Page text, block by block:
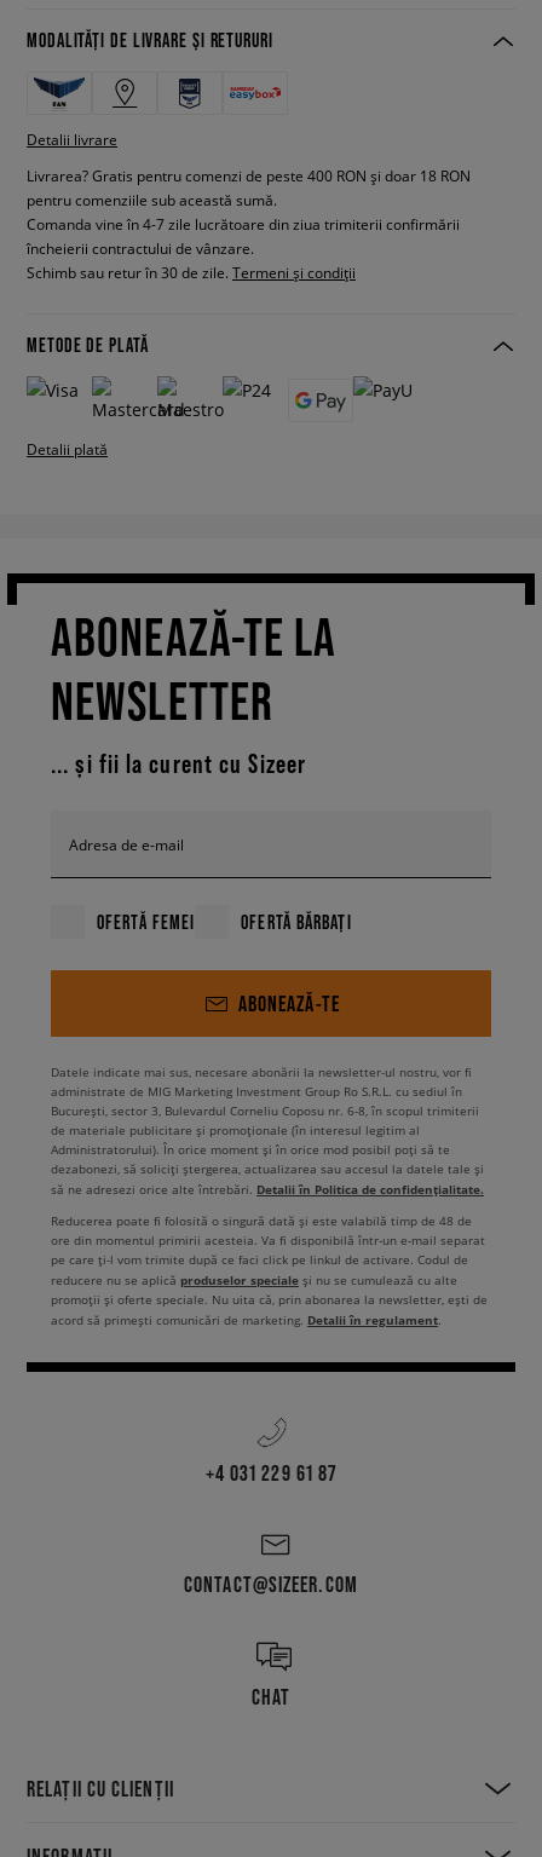
MODALITĂȚI DE LIVRARE ȘI RETURURI
Detalii livrare
Livrarea? Gratis pentru comenzi de peste 400 RON și doar 18 RON
pentru comenziile sub această sumă.
Comanda vine în 4-7 zile lucrătoare din ziua trimiterii confirmării
încheierii contractului de vânzare.
Schimb sau retur în 30 de zile. Termeni și condiții
METODE DE PLATĂ
Detalii plată
ABONEAZĂ-TE LA
NEWSLETTER
... și fii la curent cu Sizeer
Adresa de e-mail
OFERTĂ FEMEI OFERTĂ BĂRBAȚI
ABONEAZĂ-TE
Datele indicate mai sus, necesare abonării la newsletter-ul nostru, vor fi
administrate de MIG Marketing Investment Group Ro S.R.L. cu sediul în
București, sector 3, Bulevardul Corneliu Coposu nr. 6-8, în scopul trimiterii
de materiale publicitare și promoționale (în interesul legitim al
Administratorului). În orice moment și în orice mod posibil poți să te
dezabonezi, să soliciți ștergerea, actualizarea sau accesul la datele tale și
să ne adresezi orice alte întrebări. Detalii în Politica de confidențialitate.
Reducerea poate fi folosită o singură dată și este valabilă timp de 48 de
ore din momentul primirii acesteia. Va fi disponibilă într-un e-mail separat
pe care ți-l vom trimite după ce faci click pe linkul de activare. Codul de
reducere nu se aplică produselor speciale și nu se cumulează cu alte
promoții și oferte speciale. Nu uita că, prin abonarea la newsletter, ești de
acord să primești comunicări de marketing. Detalii în regulament.
+4 031 229 61 87
CONTACT@SIZEER.COM
CHAT
RELAȚII CU CLIENȚII